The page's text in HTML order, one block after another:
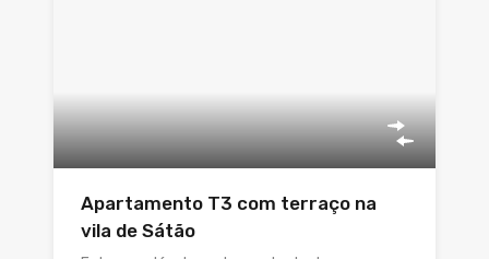
Apartamento T3 com terraço na
vila de Sátão